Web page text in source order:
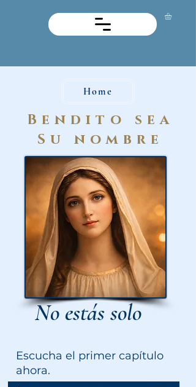
Home
Bendito sea
Su nombre
No estás solo
Escucha el primer capítulo
ahora.